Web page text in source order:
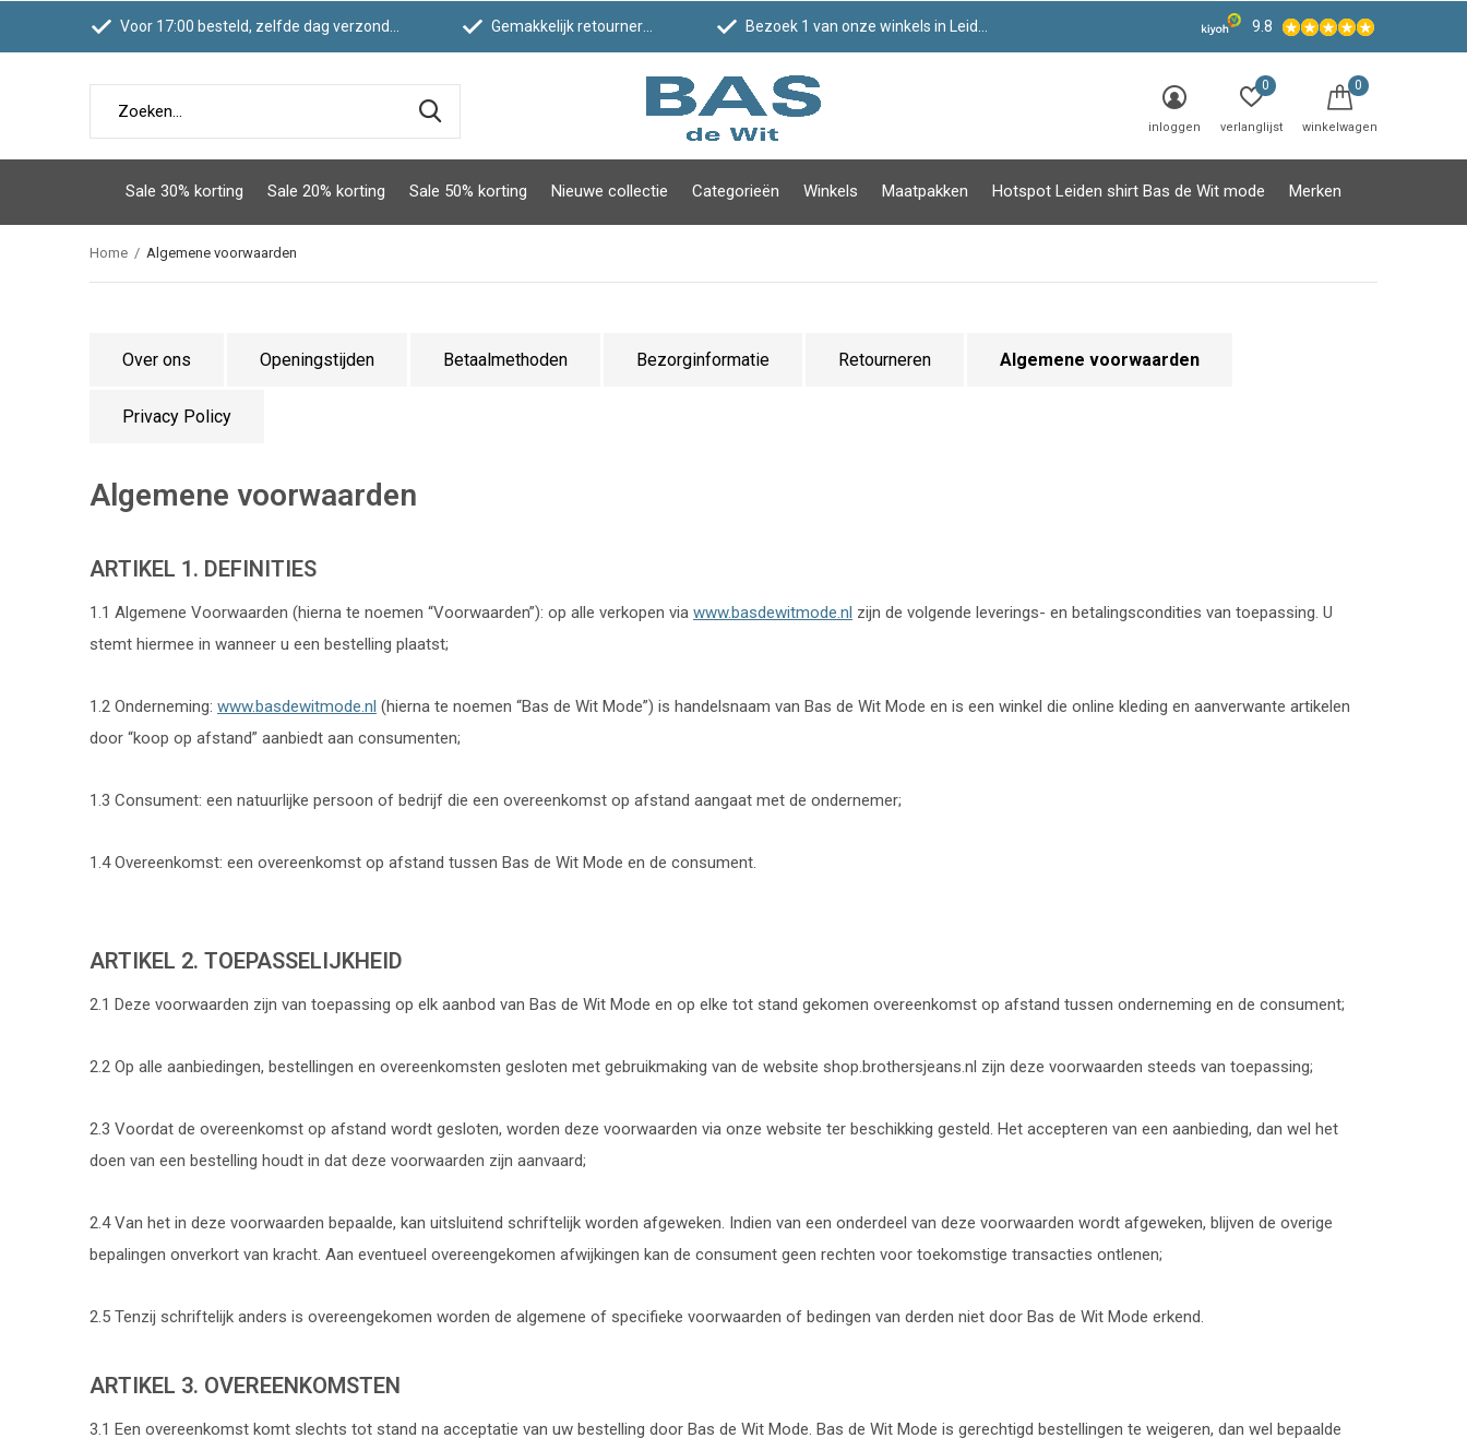
Sale 30% korting Sale 20% korting Sale 50% korting Nieuwe collectie Categorieën Winkels Maatpakken Hotspot Leiden shirt Bas de Wit mode Merken
inloggen verlanglijst
0
winkelwagen
0
Voor 17:00 besteld, zelfde dag verzonden Gemakkelijk retourneren Bezoek 1 van onze winkels in Leiden! 9.8
Home Algemene voorwaarden
Over ons Openingstijden Betaalmethoden Bezorginformatie Retourneren Algemene voorwaarden
Privacy Policy
Algemene voorwaarden
ARTIKEL 1. DEFINITIES
1.1 Algemene Voorwaarden (hierna te noemen “Voorwaarden”): op alle verkopen via www.basdewitmode.nl zijn de volgende leverings- en betalingscondities van toepassing. U
stemt hiermee in wanneer u een bestelling plaatst;
1.2 Onderneming: www.basdewitmode.nl (hierna te noemen “Bas de Wit Mode”) is handelsnaam van Bas de Wit Mode en is een winkel die online kleding en aanverwante artikelen
door “koop op afstand” aanbiedt aan consumenten;
1.3 Consument: een natuurlijke persoon of bedrijf die een overeenkomst op afstand aangaat met de ondernemer;
1.4 Overeenkomst: een overeenkomst op afstand tussen Bas de Wit Mode en de consument.
ARTIKEL 2. TOEPASSELIJKHEID
2.1 Deze voorwaarden zijn van toepassing op elk aanbod van Bas de Wit Mode en op elke tot stand gekomen overeenkomst op afstand tussen onderneming en de consument;
2.2 Op alle aanbiedingen, bestellingen en overeenkomsten gesloten met gebruikmaking van de website shop.brothersjeans.nl zijn deze voorwaarden steeds van toepassing;
2.3 Voordat de overeenkomst op afstand wordt gesloten, worden deze voorwaarden via onze website ter beschikking gesteld. Het accepteren van een aanbieding, dan wel het
doen van een bestelling houdt in dat deze voorwaarden zijn aanvaard;
2.4 Van het in deze voorwaarden bepaalde, kan uitsluitend schriftelijk worden afgeweken. Indien van een onderdeel van deze voorwaarden wordt afgeweken, blijven de overige
bepalingen onverkort van kracht. Aan eventueel overeengekomen afwijkingen kan de consument geen rechten voor toekomstige transacties ontlenen;
2.5 Tenzij schriftelijk anders is overeengekomen worden de algemene of specifieke voorwaarden of bedingen van derden niet door Bas de Wit Mode erkend.
ARTIKEL 3. OVEREENKOMSTEN
3.1 Een overeenkomst komt slechts tot stand na acceptatie van uw bestelling door Bas de Wit Mode. Bas de Wit Mode is gerechtigd bestellingen te weigeren, dan wel bepaalde